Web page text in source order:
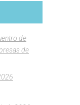
de
de